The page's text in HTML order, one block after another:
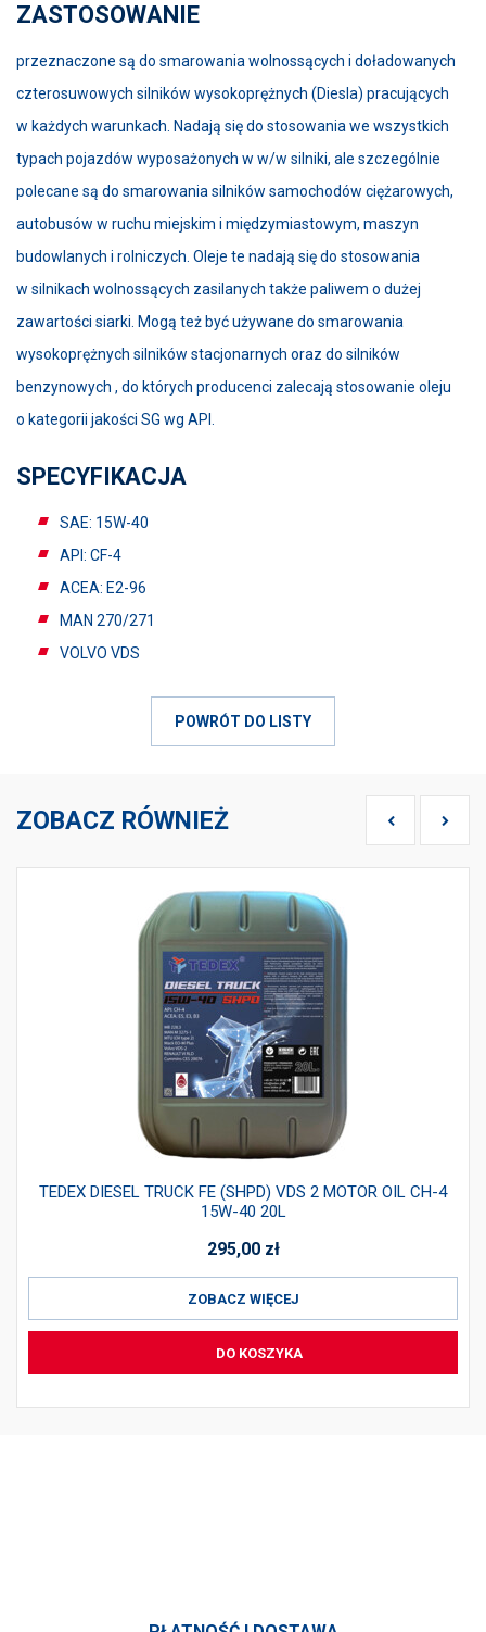
ZASTOSOWANIE
przeznaczone są do smarowania wolnossących i doładowanych
czterosuwowych silników wysokoprężnych (Diesla) pracujących
w każdych warunkach. Nadają się do stosowania we wszystkich
typach pojazdów wyposażonych w w/w silniki, ale szczególnie
polecane są do smarowania silników samochodów ciężarowych,
autobusów w ruchu miejskim i międzymiastowym, maszyn
budowlanych i rolniczych. Oleje te nadają się do stosowania
w silnikach wolnossących zasilanych także paliwem o dużej
zawartości siarki. Mogą też być używane do smarowania
wysokoprężnych silników stacjonarnych oraz do silników
benzynowych , do których producenci zalecają stosowanie oleju
o kategorii jakości SG wg API.
SPECYFIKACJA
SAE: 15W-40
API: CF-4
ACEA: E2-96
MAN 270/271
VOLVO VDS
POWRÓT DO LISTY
ZOBACZ RÓWNIEŻ
TEDEX DIESEL TRUCK FE (SHPD) VDS 2 MOTOR OIL CH-4
15W-40 20L
295,00 zł
ZOBACZ WIĘCEJ
DO KOSZYKA